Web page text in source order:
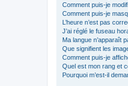
Comment puis-je
Comment puis-je
L’heure n’est pas
J’ai réglé le fuseau
Ma langue n’apparaît
Que signifient les
Comment puis-je
Quel est mon rang et
Pourquoi m’est-il